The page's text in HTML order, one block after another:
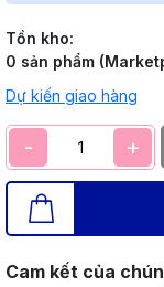
Tồn kho:
0 sản phẩm
Dự kiến giao hàng
- +
Cam kết của